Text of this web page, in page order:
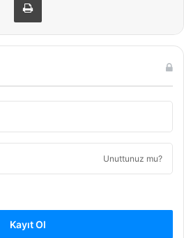
Unuttunuz mu?
Kayıt Ol